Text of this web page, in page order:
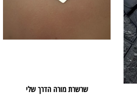
שרשרת מורה הדרך שלי